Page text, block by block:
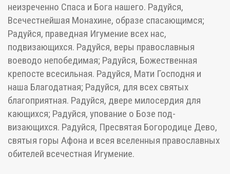
неизреченно Спаса и Бога нашего. Радуйся,
Всечестнейшая Монахине, образе спасающимся;
Радуйся, праведная Игумение всех нас,
подвизающихся. Радуйся, веры православныя
воеводо непобедимая; Радуйся, Божественная
крепосте всесильная. Радуйся, Мати Господня и
наша Благодатная; Радуйся, для всех святых
благоприятная. Радуйся, двере милосердия для
кающихся; Радуйся, упование о Бозе под-
визающихся. Радуйся, Пресвятая Богородице Дево,
святыя горы Афона и всея вселенныя православных
обителей всечестная Игумение.